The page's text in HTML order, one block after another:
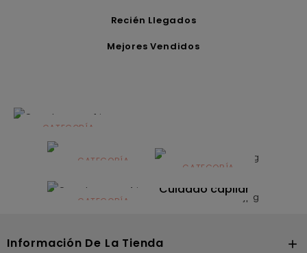
Recién Llegados
Mejores Vendidos
CATEGORÍA
Alimentación
infantilCATEGORÍA
Dermocosmética
CATEGORÍA
Solares
CATEGORÍA
Cuidado capilar
Información De La Tienda 